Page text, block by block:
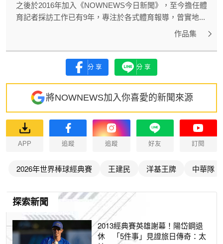
之後於2016年加入《NOWNEWS今日新聞》，至今擔任體
育記者採訪工作已有9年，專注於各式體育報導，曾實地...
作品集
分享 分享
將NOWNEWS加入你喜愛的新聞來源
APP 追蹤 追蹤 好友 訂閱
2026年世界棒球經典賽 王建民 洋基王牌 中華隊
探索新聞
2013經典賽英雄謝幕！陽岱鋼退
休 「5件事」見證旅日傳奇：太